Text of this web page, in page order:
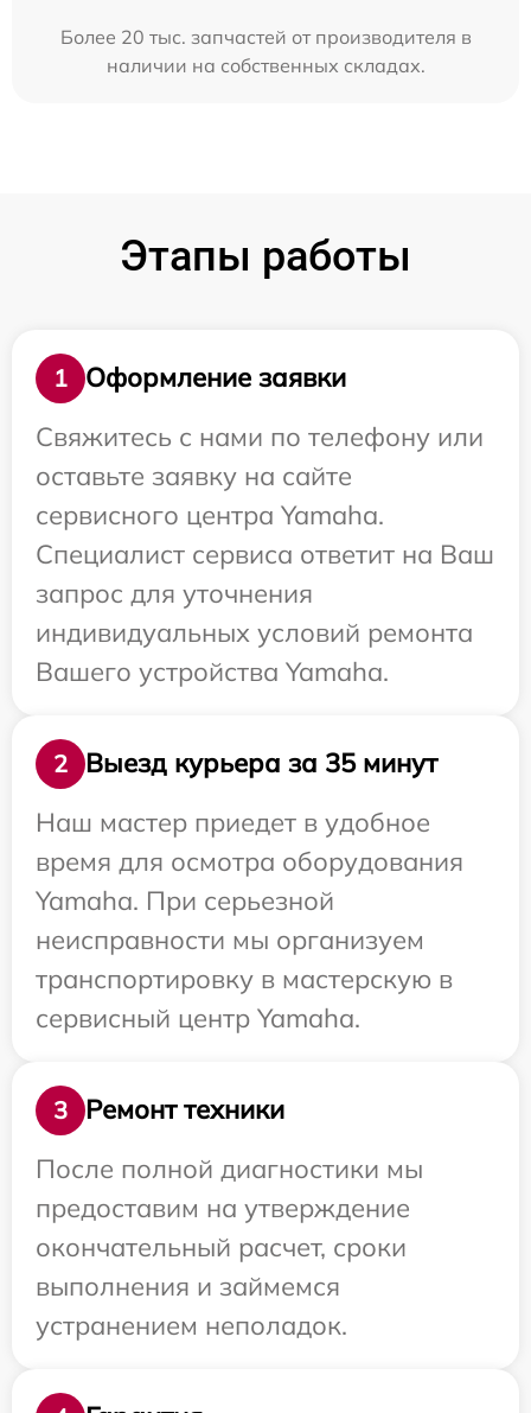
Более 20 тыс. запчастей от производителя в
наличии на собственных складах.
Этапы работы
1
Оформление заявки
Свяжитесь с нами по телефону или
оставьте заявку на сайте
сервисного центра Yamaha.
Специалист сервиса ответит на Ваш
запрос для уточнения
индивидуальных условий ремонта
Вашего устройства Yamaha.
2
Выезд курьера за 35 минут
Наш мастер приедет в удобное
время для осмотра оборудования
Yamaha. При серьезной
неисправности мы организуем
транспортировку в мастерскую в
сервисный центр Yamaha.
3
Ремонт техники
После полной диагностики мы
предоставим на утверждение
окончательный расчет, сроки
выполнения и займемся
устранением неполадок.